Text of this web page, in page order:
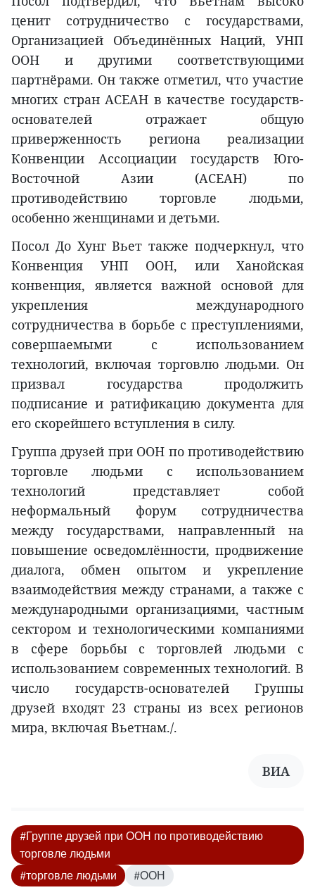
ценит сотрудничество с государствами,
Организацией Объединённых Наций, УНП
ООН и другими соответствующими
партнёрами. Он также отметил, что участие
многих стран АСЕАН в качестве государств-
основателей отражает общую
приверженность региона реализации
Конвенции Ассоциации государств Юго-
Восточной Азии (АСЕАН) по
противодействию торговле людьми,
особенно женщинами и детьми.
Посол До Хунг Вьет также подчеркнул, что
Конвенция УНП ООН, или Ханойская
конвенция, является важной основой для
укрепления международного
сотрудничества в борьбе с преступлениями,
совершаемыми с использованием
технологий, включая торговлю людьми. Он
призвал государства продолжить
подписание и ратификацию документа для
его скорейшего вступления в силу.
Группа друзей при ООН по противодействию
торговле людьми с использованием
технологий представляет собой
неформальный форум сотрудничества
между государствами, направленный на
повышение осведомлённости, продвижение
диалога, обмен опытом и укрепление
взаимодействия между странами, а также с
международными организациями, частным
сектором и технологическими компаниями
в сфере борьбы с торговлей людьми с
использованием современных технологий. В
число государств-основателей Группы
друзей входят 23 страны из всех регионов
мира, включая Вьетнам./.
ВИA
#Группе друзей при ООН по противодействию
торговле людьми
#торговле людьми
#ООН